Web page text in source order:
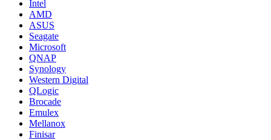
Intel
AMD
ASUS
Seagate
Microsoft
QNAP
Synology
Western Digital
QLogic
Brocade
Emulex
Mellanox
Finisar